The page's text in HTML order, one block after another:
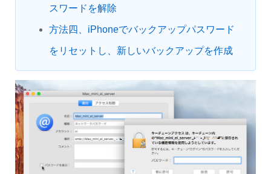
スワードを解除
方法四、iPhoneでバックアップパスワード
をリセットし、新しいバックアップを作成